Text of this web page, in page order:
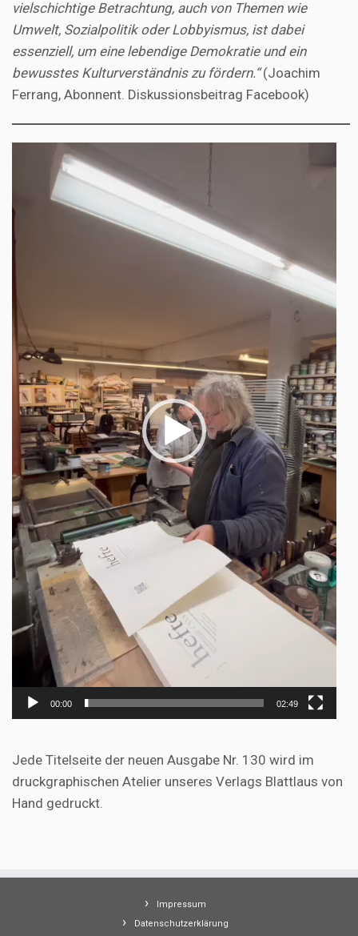
vielschichtige Betrachtung, auch von Themen wie
Umwelt, Sozialpolitik oder Lobbyismus, ist dabei
essenziell, um eine lebendige Demokratie und ein
bewusstes Kulturverständnis zu fördern.“(Joachim
Ferrang, Abonnent. Diskussionsbeitrag Facebook)
00:00 02:49
Jede Titelseite der neuen Ausgabe Nr. 130 wird im
druckgraphischen Atelier unseres Verlags Blattlaus von
Hand gedruckt.
Impressum
Datenschutzerklärung